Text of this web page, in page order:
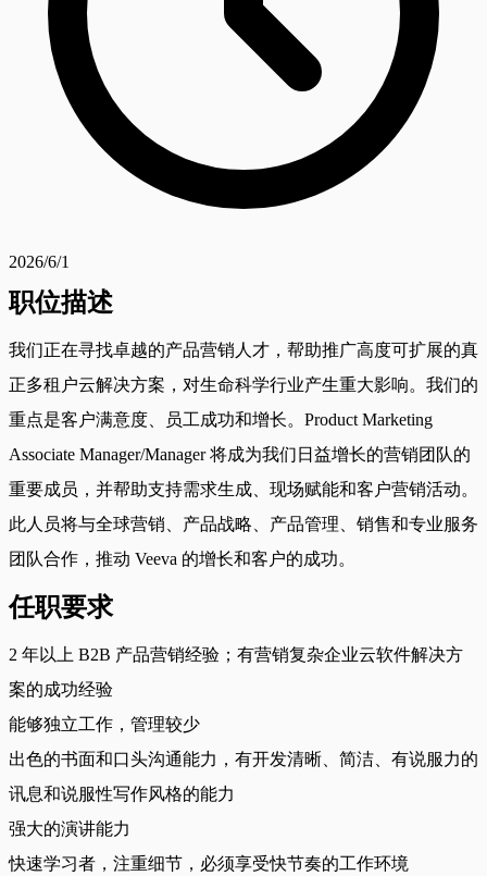
2026/6/1
职位描述
我们正在寻找卓越的产品营销人才，帮助推广高度可扩展的真
正多租户云解决方案，对生命科学行业产生重大影响。我们的
重点是客户满意度、员工成功和增长。Product Marketing
Associate Manager/Manager 将成为我们日益增长的营销团队的
重要成员，并帮助支持需求生成、现场赋能和客户营销活动。
此人员将与全球营销、产品战略、产品管理、销售和专业服务
团队合作，推动 Veeva 的增长和客户的成功。
任职要求
2 年以上 B2B 产品营销经验；有营销复杂企业云软件解决方
案的成功经验
能够独立工作，管理较少
出色的书面和口头沟通能力，有开发清晰、简洁、有说服力的
讯息和说服性写作风格的能力
强大的演讲能力
快速学习者，注重细节，必须享受快节奏的工作环境